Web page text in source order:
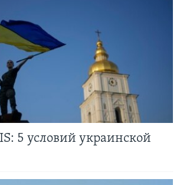
5 условий украинской